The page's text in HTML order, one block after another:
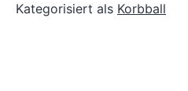
Kategorisiert als Korbball